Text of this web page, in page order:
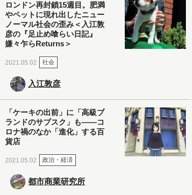
ロンドン再封鎖15週目。肥満
やペットに現れ出したニュー
ノーマル社会の歪み＜入江敦
彦の『足止め喰らい日記』
嫌々乍らReturns＞
2021.05.02 社会
入江敦彦
「ケーキの出前」に「高級ブ
ランドのサブスク」も――コ
ロナ禍のなか「進化」する百
貨店
2021.05.02 政治・経済
都市商業研究所